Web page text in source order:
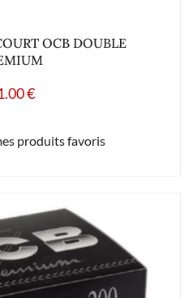
OCB DOUBLE
€
produits favoris